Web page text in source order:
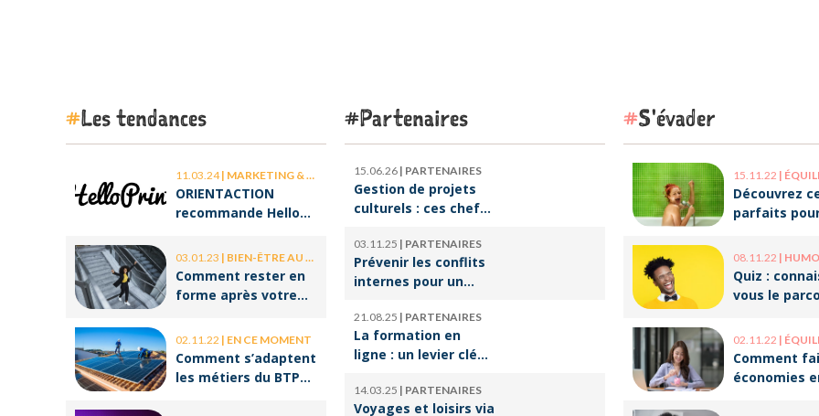
Les tendances
11.03.24| MARKETING & COMMUNICATION
ORIENTACTION
recommande Hello
des stickers et des
brochures
03.01.23 | BIEN-ÊTRE AU TRAVAIL
Comment rester en
forme après votre
02.11.22 | EN CE MOMENT
Comment s’adaptent
les métiers du BTP
Partenaires
15.06.26 | PARTENAIRES
Gestion de projets
culturels : ces chefs
l’ombre qui font vivre
la culture
03.11.25 | PARTENAIRES
Prévenir les conflits
internes pour un
serein
21.08.25 | PARTENAIRES
La formation en
ligne : un levier clé
reconversion
professionnelle
14.03.25 | PARTENAIRES
Voyages et loisirs via
S'évader
15.11.22 | ÉQUILIBRE
Découvrez
parfaits
le travail !
08.11.22 |
Quiz :
vous le
populaires ?
02.11.22 | ÉQUILIBRE
Comment
économies